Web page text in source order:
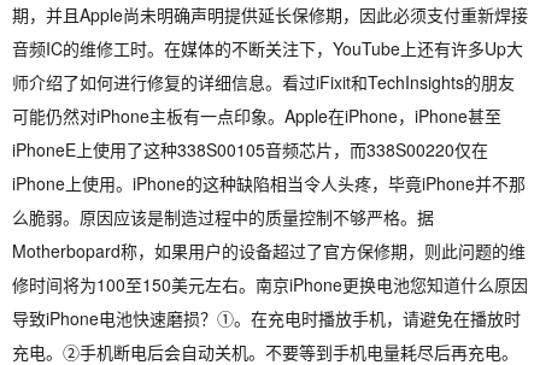
期，并且Apple尚未明确声明提供延长保修期，因此必须支付重新焊接
音频IC的维修工时。在媒体的不断关注下，YouTube上还有许多Up大
师介绍了如何进行修复的详细信息。看过iFixit和TechInsights的朋友
可能仍然对iPhone主板有一点印象。Apple在iPhone，iPhone甚至
iPhoneE上使用了这种338S00105音频芯片，而338S00220仅在
iPhone上使用。iPhone的这种缺陷相当令人头疼，毕竟iPhone并不那
么脆弱。原因应该是制造过程中的质量控制不够严格。据
Motherbopard称，如果用户的设备超过了官方保修期，则此问题的维
修时间将为100至150美元左右。南京iPhone更换电池您知道什么原因
导致iPhone电池快速磨损？①。在充电时播放手机，请避免在播放时
充电。②手机断电后会自动关机。不要等到手机电量耗尽后再充电。